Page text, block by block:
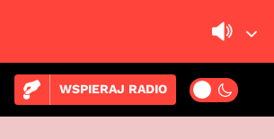
WSPIERAJ RADIO